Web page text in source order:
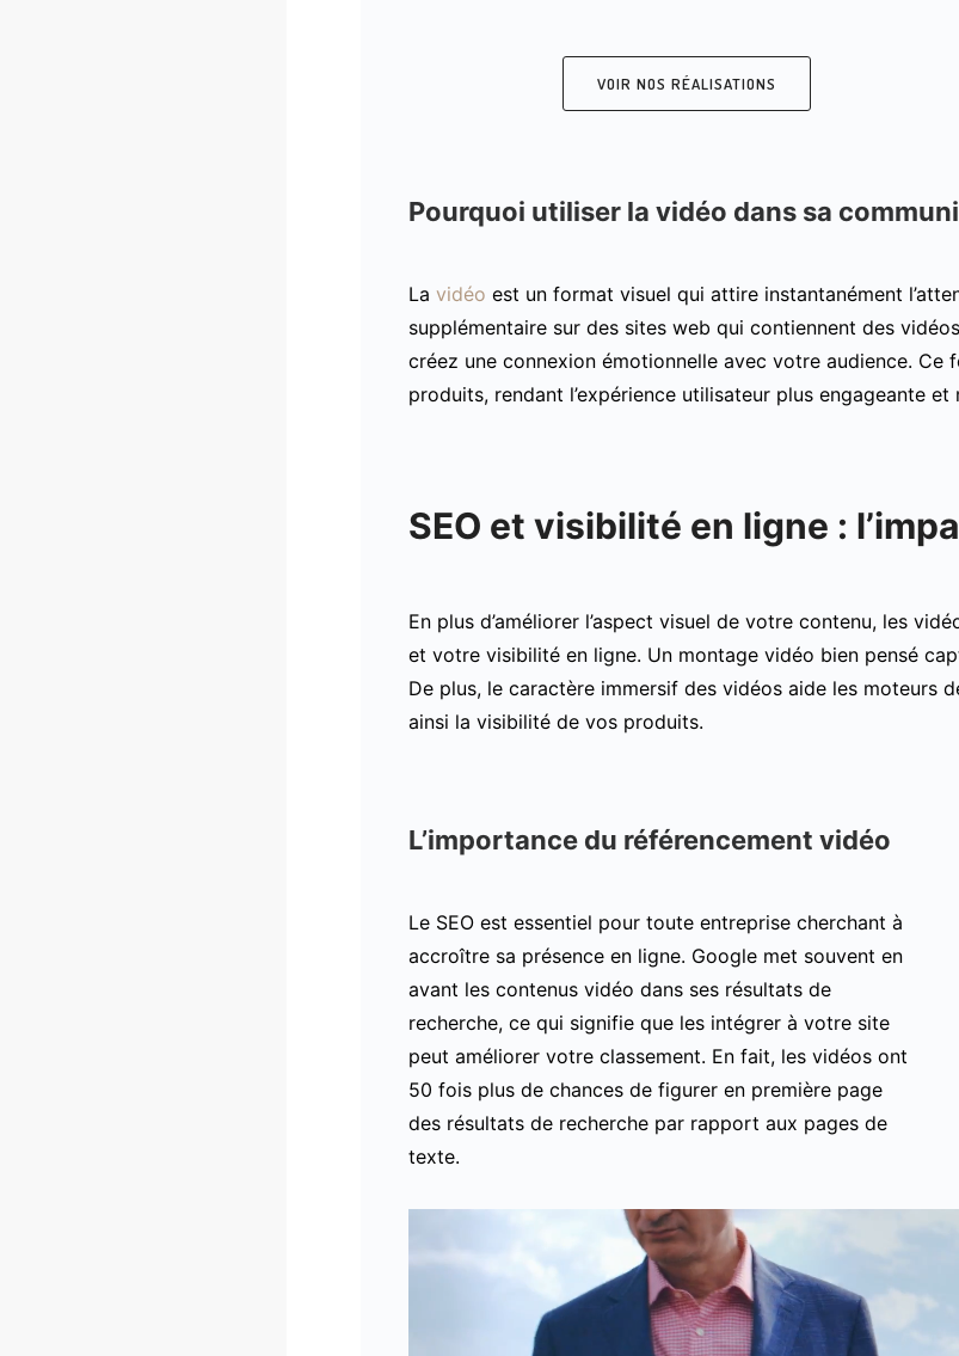
VOIR NOS RÉALISATIONS
Pourquoi utiliser la vidéo dans sa
La vidéo est un format visuel qui attire instantanément
supplémentaire sur des sites web qui contiennent des
créez une connexion émotionnelle avec votre audience.
produits, rendant l’expérience utilisateur plus engageante et
SEO et visibilité en ligne :
En plus d’améliorer l’aspect visuel de votre contenu, les
et votre visibilité en ligne. Un montage vidéo bien pensé
De plus, le caractère immersif des vidéos aide les moteurs
ainsi la visibilité de vos produits.
L’importance du référencement vidéo
Le SEO est essentiel pour toute entreprise cherchant à
accroître sa présence en ligne. Google met souvent en
avant les contenus vidéo dans ses résultats de
recherche, ce qui signifie que les intégrer à votre site
peut améliorer votre classement. En fait, les vidéos ont
50 fois plus de chances de figurer en première page
des résultats de recherche par rapport aux pages de
texte.